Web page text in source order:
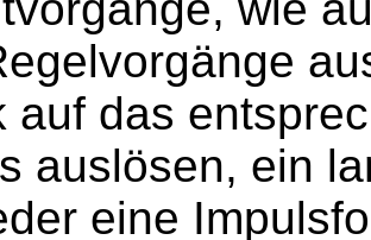
auf das
auslösen, ein
eine